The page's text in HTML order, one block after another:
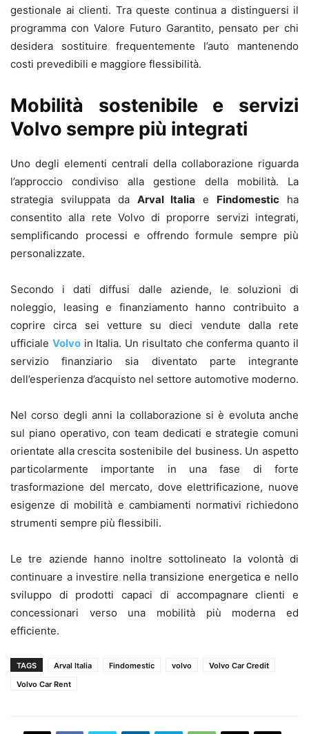
gestionale ai clienti. Tra queste continua a distinguersi il
programma con Valore Futuro Garantito, pensato per chi
desidera sostituire frequentemente l’auto mantenendo
costi prevedibili e maggiore flessibilità.
Mobilità sostenibile e servizi
Volvo sempre più integrati
Uno degli elementi centrali della collaborazione riguarda
l’approccio condiviso alla gestione della mobilità. La
strategia sviluppata da Arval Italia e Findomestic ha
consentito alla rete Volvo di proporre servizi integrati,
semplificando processi e offrendo formule sempre più
personalizzate.
Secondo i dati diffusi dalle aziende, le soluzioni di
noleggio, leasing e finanziamento hanno contribuito a
coprire circa sei vetture su dieci vendute dalla rete
ufficiale Volvoin Italia. Un risultato che conferma quanto il
servizio finanziario sia diventato parte integrante
dell’esperienza d’acquisto nel settore automotive moderno.
Nel corso degli anni la collaborazione si è evoluta anche
sul piano operativo, con team dedicati e strategie comuni
orientate alla crescita sostenibile del business. Un aspetto
particolarmente importante in una fase di forte
trasformazione del mercato, dove elettrificazione, nuove
esigenze di mobilità e cambiamenti normativi richiedono
strumenti sempre più flessibili.
Le tre aziende hanno inoltre sottolineato la volontà di
continuare a investire nella transizione energetica e nello
sviluppo di prodotti capaci di accompagnare clienti e
concessionari verso una mobilità più moderna ed
efficiente.
TAGS Arval Italia Findomestic volvo
Volvo Car Credit
Volvo Car Rent